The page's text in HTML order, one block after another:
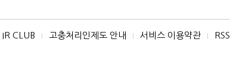
IR CLUB I 고충처리인제도 안내 I 서비스 이용약관 I RSS